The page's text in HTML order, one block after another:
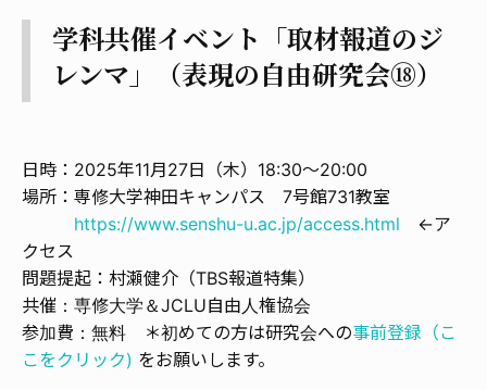
学科共催イベント「取材報道のジ
レンマ」（表現の自由研究会⑱）
日時：2025年11月27日（木）18:30～20:00
場所：専修大学神田キャンパス 7号館731教室
https://www.senshu-u.ac.jp/access.html ←ア
クセス
問題提起：村瀬健介（TBS報道特集）
共催：専修大学＆JCLU自由人権協会
参加費：無料 ＊初めての方は研究会への事前登録（こ
こをクリック) をお願いします。